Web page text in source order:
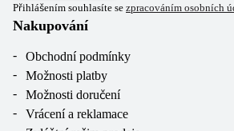
Přihlášením souhlasíte se zpracováním osobních
Nakupování
Obchodní podmínky
Možnosti platby
Možnosti doručení
Vrácení a reklamace